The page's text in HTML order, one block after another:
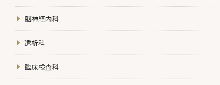
脳神経内科
透析科
臨床検査科